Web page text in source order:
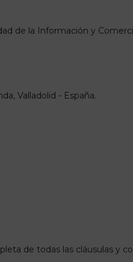
de la Información y
Valladolid - España.
de todas las cláusulas y